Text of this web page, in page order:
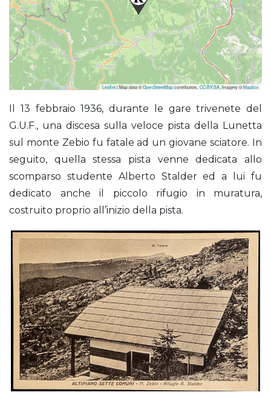
Leaflet | Map data © OpenStreetMap contributors, CC-BY-SA, Imagery © Mapbox
Il 13 febbraio 1936, durante le gare trivenete del
G.U.F., una discesa sulla veloce pista della Lunetta
sul monte Zebio fu fatale ad un giovane sciatore. In
seguito, quella stessa pista venne dedicata allo
scomparso studente Alberto Stalder ed a lui fu
dedicato anche il piccolo rifugio in muratura,
costruito proprio all’inizio della pista.